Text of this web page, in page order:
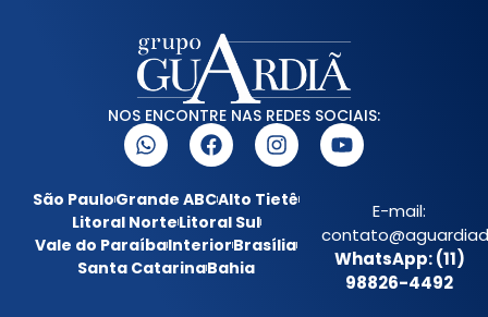
NOS ENCONTRE NAS REDES SOCIAIS:
São PauloGrande ABCAlto Tietê
Litoral NorteLitoral Sul
Vale do ParaíbaInteriorBrasília
Santa CatarinaBahia
E-mail:
WhatsApp: (11)
98826-4492